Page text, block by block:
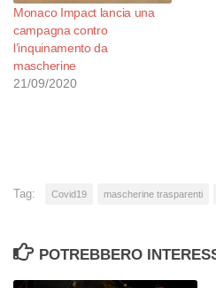
Monaco Impact lancia una
campagna contro
l’inquinamento da
mascherine
21/09/2020
Tag: Covid19 mascherine trasparenti
POTREBBERO